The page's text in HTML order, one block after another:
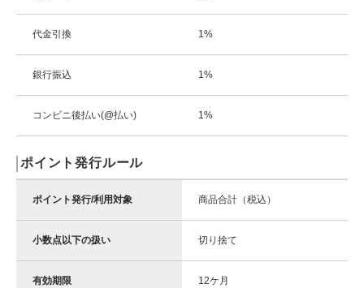
代金引換 1%
銀行振込 1%
コンビニ後払い(@払い) 1%
ポイント発行ルール
ポイント発行/利用対象 商品合計（税込）
小数点以下の扱い 切り捨て
有効期限 12ケ月